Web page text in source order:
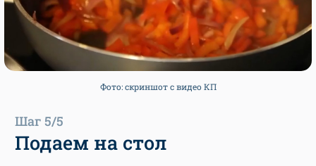
Фото: скриншот с видео КП
Шаг 5/5
Подаем на стол